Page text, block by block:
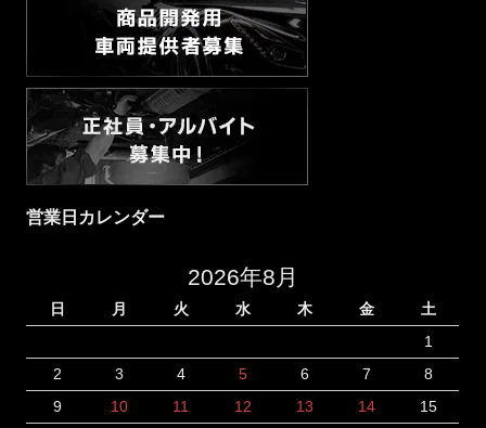
営業日カレンダー
2026年8月
日 月 火 水 木 金
土
1
2
3 4 5 6 7
8
9
10 11 12 13 14
15